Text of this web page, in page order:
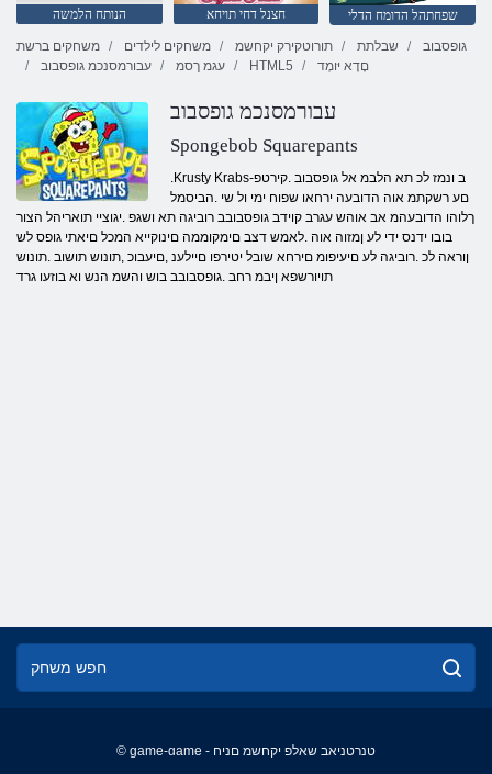
הנותח הלמשה חצנל דחי תויחא
שפחתהל הדומח הדלי
משחקים ברשת
משחקים לילדים תורוטקירק יקחשמ שבלתת
גופסבוב
עבורמסנכמ גופסבוב
עגמ ךסמ HTML5 םָדָא יּומְד
עבורמסנכמ גופסבוב
Spongebob Squarepants
.Krusty Krabs-ב ונמז לכ תא הלבמ אל גופסבוב .קירטפ
םע רשקתמ אוה הדובעה ירחאו שפוח ימי ול שי .הביסמל
ךלוהו הדובעהמ אב אוהש עגרב קוידב גופסבובב רוביגה תא ושגפ .יגוציי תואריהל הצור
בובו ידנס ידי לע ןמזוה אוה .לאמש דצב םימקוממה םינוקייא המכל םיאתי גופס לש
ןוראה לכ .רוביגה לע םיעיפומ םירחא שובל יטירפו םיילענ ,םיעבוכ ,תונוש תושוב .תונוש
תויורשפא ןיבמ רחב .גופסבובב בוש והשמ הנש וא בוזעו גרד
© game-game - טנרטניאב שאלפ יקחשמ םניח